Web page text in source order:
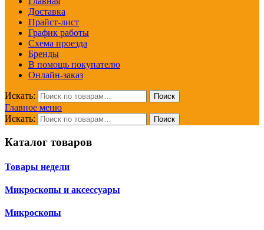
Доставка
Прайст-лист
График работы
Схема проезда
Бренды
В помощь покупателю
Онлайн-заказ
Искать: Поиск
Главное меню
Искать:
Поиск
Каталог товаров
Товары недели
Микроскопы и аксессуары
Микроскопы